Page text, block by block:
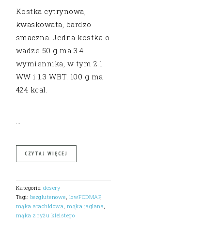
Kostka cytrynowa,
kwaskowata, bardzo
smaczna. Jedna kostka o
wadze 50 g ma 3.4
wymiennika, w tym 2.1
WW i 1.3 WBT. 100 g ma
424 kcal.
…
CZYTAJ WIĘCEJ
Kategorie:desery
Tagi: bezglutenowe, lowFODMAP,
mąka arachidowa,mąka jaglana,
mąka z ryżu kleistego